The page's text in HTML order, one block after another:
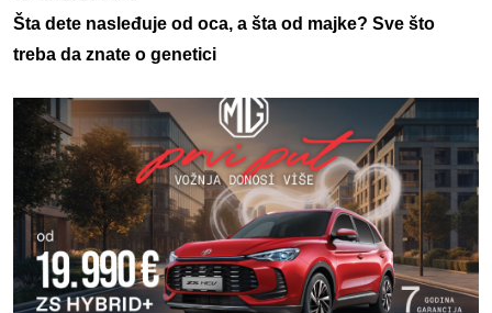
Šta dete nasleđuje od oca, a šta od majke? Sve što
treba da znate o genetici